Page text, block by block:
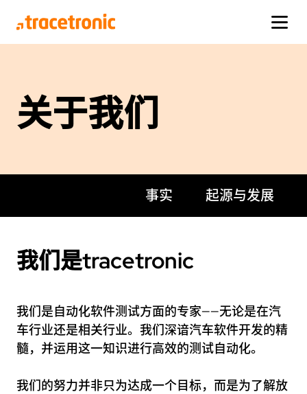
解决方案
one:cx
view product
faq
附加模块
trace.check
test.guide
scenario.architect
domains
adas/ad自动驾驶系统测试
虚拟测试
about us
关于我们
网络
我们的研究项目
关于我们
事实 起源与发展
我们是tracetronic
我们是自动化软件测试方面的专家——无论是在汽
车行业还是相关行业。我们深谙汽车软件开发的精
髓，并运用这一知识进行高效的测试自动化。
我们的努力并非只为达成一个目标，而是为了解放